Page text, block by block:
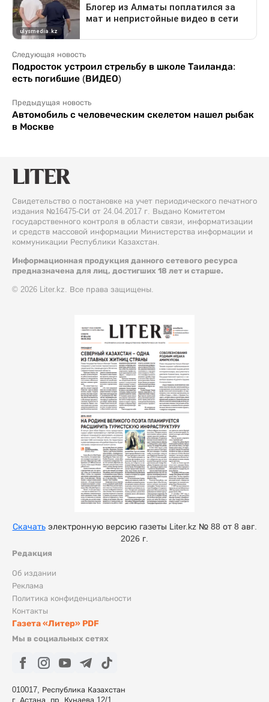
Следующая новость
Подросток устроил стрельбу в школе Таиланда:
есть погибшие (ВИДЕО)
Предыдущая новость
Автомобиль с человеческим скелетом нашел рыбак
в Москве
Свидетельство о постановке на учет периодического печатного
издания №16475-СИ от 24.04.2017 г. Выдано Комитетом
государственного контроля в области связи, информатизации
и средств массовой информации Министерства информации и
коммуникации Республики Казахстан.
Информационная продукция данного сетевого ресурса
предназначена для лиц, достигших 18 лет и старше.
© 2026 Liter.kz. Все права защищены.
Редакция
Об издании
Реклама
Политика конфиденциальности
Контакты
Газета «Литер» PDF
Мы в социальных сетях
010017, Республика Казахстан
г. Астана, пр. Кунаева 12/1
Скачатьэлектронную версию газеты Liter.kz № 88 от 8 авг.
2026 г.